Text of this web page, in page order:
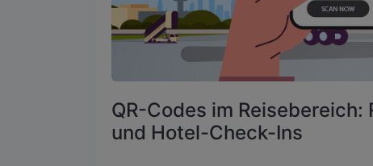
QR-Codes im
und Hotel-Check-Ins